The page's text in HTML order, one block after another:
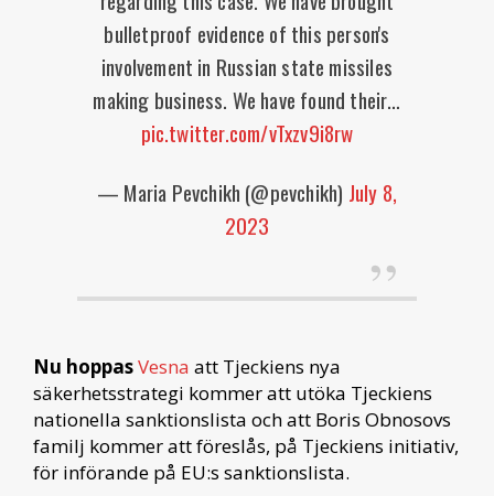
bulletproof evidence of this person's
involvement in Russian state missiles
making business. We have found their…
pic.twitter.com/vTxzv9i8rw
— Maria Pevchikh (@pevchikh) July 8,
2023
Nu hoppasVesna att Tjeckiens nya
säkerhetsstrategi kommer att utöka Tjeckiens
nationella sanktionslista och att Boris Obnosovs
familj kommer att föreslås, på Tjeckiens initiativ,
för införande på EU:s sanktionslista.